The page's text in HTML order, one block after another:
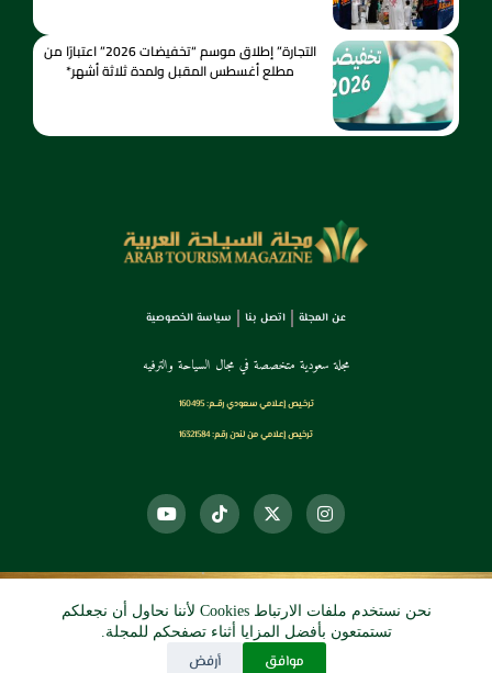
نحن نستخدم ملفات الارتباط Cookies لأننا نحاول أن نجعلكم
تستمتعون بأفضل المزايا أثناء تصفحكم للمجلة.
موافق أرفض
التجارة” إطلاق موسم “تخفيضات 2026” اعتبارًا من
مطلع أغسطس المقبل ولمدة ثلاثة أشهر*
عن المجلة اتصل بنا سياسة الخصوصية
مجلة سعودية متخصصة في مجال السياحة والترفيه
ترخـيص إعـلامي سـعودي رقــم: 160495
ترخيص إعلامي من لندن رقم: 16321584
© 2026 دي آرو الرقمي